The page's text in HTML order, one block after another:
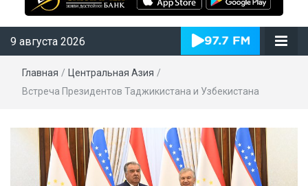
9 августа 2026
Главная / Центральная Азия /
Встреча Президентов Таджикистана и Узбекистана